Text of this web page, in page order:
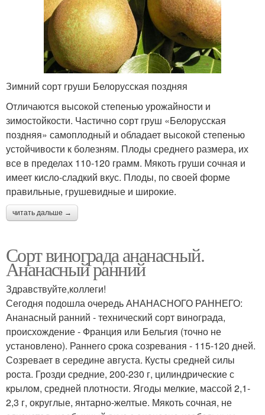
Зимний сорт груши Белорусская поздняя
Отличаются высокой степенью урожайности и
зимостойкости. Частично сорт груш «Белорусская
поздняя» самоплодный и обладает высокой степенью
устойчивости к болезням. Плоды среднего размера, их
все в пределах 110-120 грамм. Мякоть груши сочная и
имеет кисло-сладкий вкус. Плоды, по своей форме
правильные, грушевидные и широкие.
читать дальше →
Сорт винограда ананасный.
Ананасный ранний
Здравствуйте,коллеги!
Сегодня подошла очередь АНАНАСНОГО РАННЕГО:
Ананасный ранний - технический сорт винограда,
происхождение - Франция или Бельгия (точно не
установлено). Раннего срока созревания - 115-120 дней.
Созревает в середине августа. Кусты средней силы
роста. Грозди средние, 200-230 г, цилиндрические с
крылом, средней плотности. Ягоды мелкие, массой 2,1-
2,3 г, округлые, янтарно-желтые. Мякоть сочная, не